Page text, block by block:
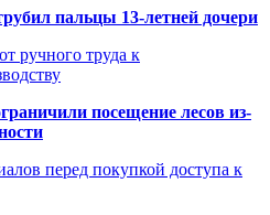
пальцы 13-летней дочери
ручного труда к
посещение лесов из-
перед покупкой доступа к